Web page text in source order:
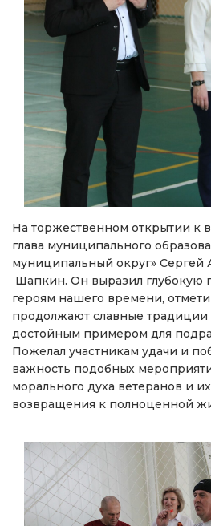
На торжественном открытии к
глава муниципального
муниципальный округ» Сергей
Шапкин. Он выразил глубокую
героям нашего времени,
продолжают славные традиции
достойным примером для
Пожелал участникам удачи и
важность подобных
морального духа ветеранов и
возвращения к полноценной